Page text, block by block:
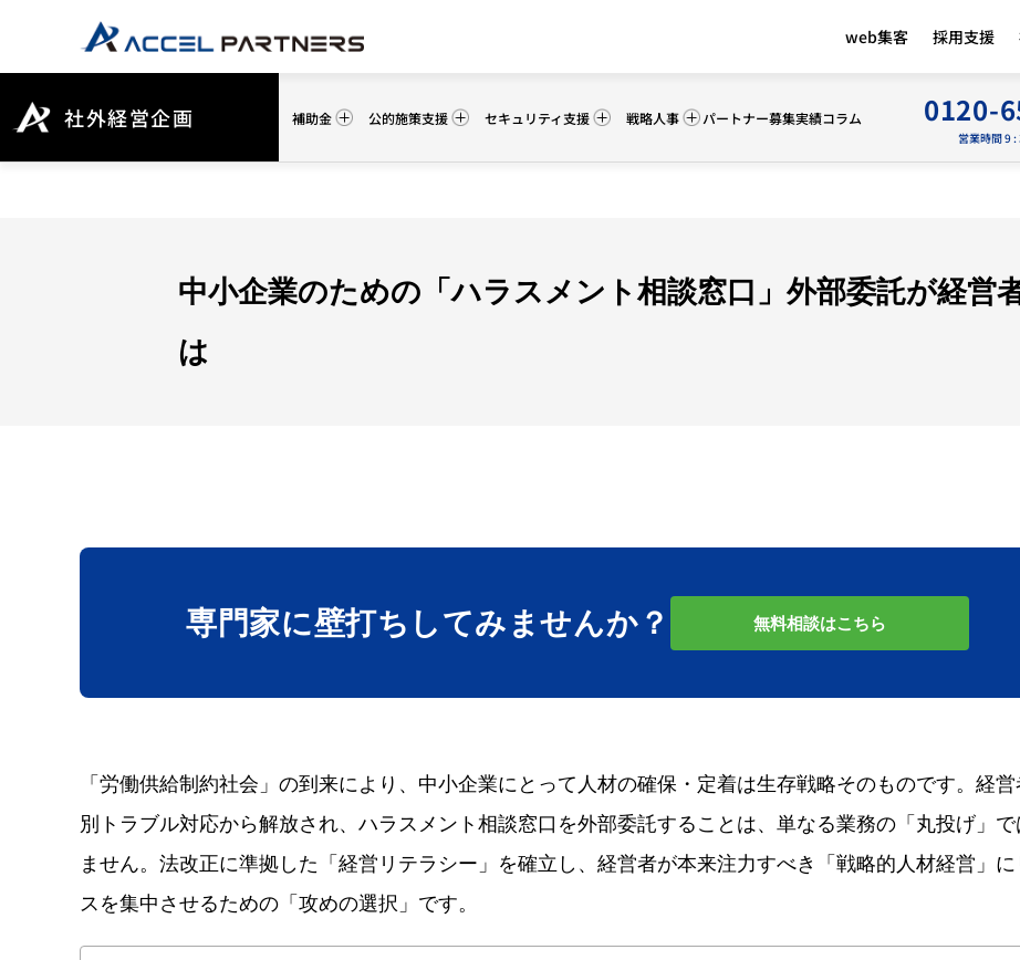
web集客 採用支援
社外経営企画 補助金 公的施策支援 セキュリティ支援 戦略人事 パートナー募集実績コラム 0120-
営業時間 9
中小企業のための「ハラスメント相談窓口」外部委託が経営
は
専門家に壁打ち してみませんか？ 無料相談はこちら
「労働供給制約社会」の到来により、中小企業にとって人材の確保・定着は生存戦略そのものです。経営
別トラブル対応から解放され、ハラスメント相談窓口を外部委託することは、単なる業務の「丸投げ」で
ません。法改正に準拠した「経営リテラシー」を確立し、経営者が本来注力すべき「戦略的人材経営」に
スを集中させるための「攻めの選択」です。